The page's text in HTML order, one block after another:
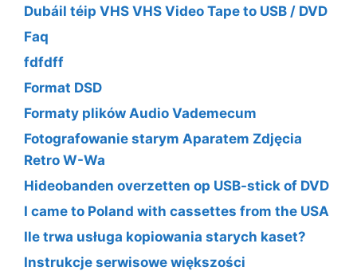
Dubáil téip VHS VHS Video Tape to USB / DVD
Faq
fdfdff
Format DSD
Formaty plików Audio Vademecum
Fotografowanie starym Aparatem Zdjęcia
Retro W-Wa
Hideobanden overzetten op USB-stick of DVD
I came to Poland with cassettes from the USA
Ile trwa usługa kopiowania starych kaset?
Instrukcje serwisowe większości